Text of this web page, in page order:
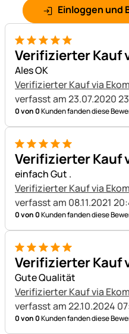
Einloggen und
5 von 5
Verifizierter Kauf
Ales OK
Verifizierter Kauf via
verfasst am 23.07.2020
0 von 0Kunden fanden diese
5 von 5
Verifizierter Kauf
einfach Gut .
Verifizierter Kauf via
verfasst am 08.11.2021
0 von 0Kunden fanden diese
5 von 5
Verifizierter Kauf
Gute Qualität
Verifizierter Kauf via
verfasst am 22.10.2024
0 von 0Kunden fanden diese